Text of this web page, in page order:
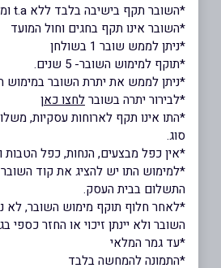
*השובר תקף בישיבה בלבד ללא t.a ומשלוחים
*השובר אינו תקף בחגים וחול המועד
*ניתן לממש שובר 1 בשולחן
*תוקף למימוש השובר- 5 שנים.
*ניתן לממש את יתרת השובר במימוש
*לבירור יתרה בשוברלחצו כאן
*התו אינו תקף לארוחות עסקיות,
סוג.
*אין כפל מבצעים, הנחות, כפל הטבות
*למימוש התו יש להציג את קוד
התשלום בבית העסק.
*לאחר חלוף תוקף מימוש השובר, לא
השובר ולא יינתן זיכוי או החזר כספי
*עד גמר המלאי
*התמונה להמחשה בלבד